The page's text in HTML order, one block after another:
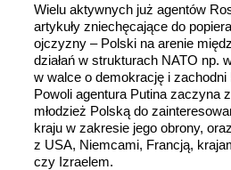
Wielu aktywnych już agentów
artykuły zniechęcające do
ojczyzny – Polski na arenie
działań w strukturach NATO np.
w walce o demokrację i zachodni
Powoli agentura Putina zaczyna
młodzież Polską do
kraju w zakresie jego obrony,
z USA, Niemcami, Francją,
czy Izraelem.